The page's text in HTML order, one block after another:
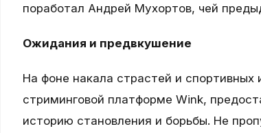
поработал Андрей Мухортов, чей
Ожидания и предвкушение
На фоне накала страстей и
стриминговой платформе Wink,
историю становления и борьбы. Не